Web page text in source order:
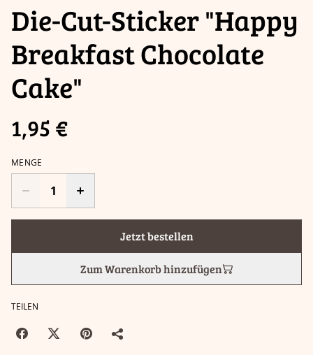
Die-Cut-Sticker "Happy
Breakfast Chocolate
Cake"
1,95 €
MENGE
Jetzt bestellen
Zum Warenkorb hinzufügen
TEILEN